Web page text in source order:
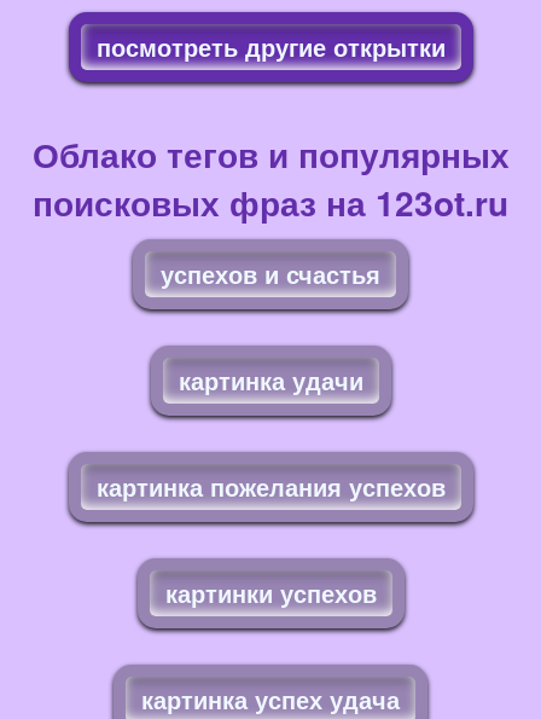
посмотреть другие открытки
Облако тегов и популярных
поисковых фраз на 123ot.ru
успехов и счастья
картинка удачи
картинка пожелания успехов
картинки успехов
картинка успех удача